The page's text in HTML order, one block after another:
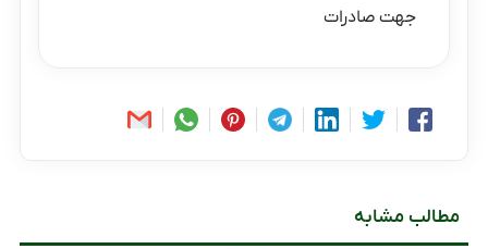
جهت صادرات
مطالب مشابه